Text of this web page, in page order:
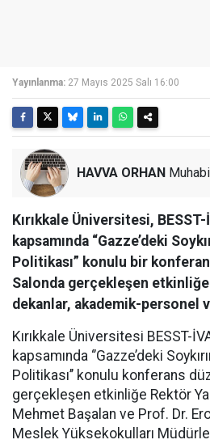
Yayınlanma: 27 Mayıs 2025 Salı 16:00
HAVVA ORHAN
Kırıkkale Üniversitesi,
kapsamında “Gazze’deki
Politikası” konulu bir
Salonda gerçekleşen etkinliğe
dekanlar, akademik-personel
Kırıkkale Üniversitesi BESST-
kapsamında ‘’Gazze’deki
Politikası’’ konulu konferans
gerçekleşen etkinliğe Rektör
Mehmet Başalan ve Prof. Dr.
Meslek Yüksekokulları